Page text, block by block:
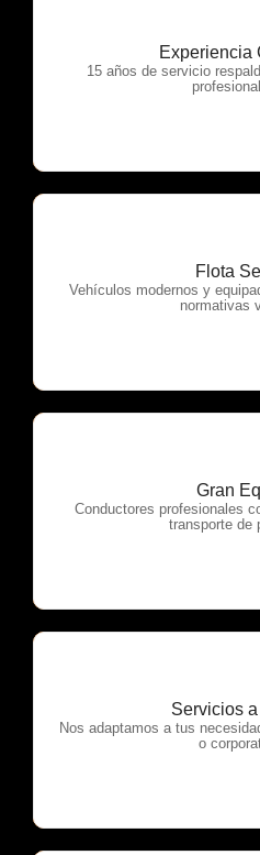
Experiencia
15 años de servicio
OTP
Flota
Vehículos modernos y
normativas
OTP
Gran
Conductores profesionales
transporte de
OTP
Servicios
Nos adaptamos a tus
o
OTP